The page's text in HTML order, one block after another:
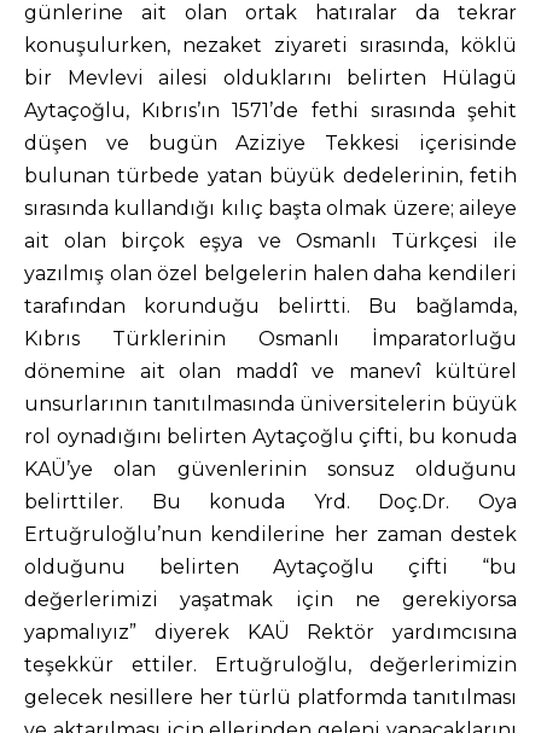
günlerine ait olan ortak hatıralar da tekrar
konuşulurken, nezaket ziyareti sırasında, köklü
bir Mevlevi ailesi olduklarını belirten Hülagü
Aytaçoğlu, Kıbrıs’ın 1571’de fethi sırasında şehit
düşen ve bugün Aziziye Tekkesi içerisinde
bulunan türbede yatan büyük dedelerinin, fetih
sırasında kullandığı kılıç başta olmak üzere; aileye
ait olan birçok eşya ve Osmanlı Türkçesi ile
yazılmış olan özel belgelerin halen daha kendileri
tarafından korunduğu belirtti. Bu bağlamda,
Kıbrıs Türklerinin Osmanlı İmparatorluğu
dönemine ait olan maddî ve manevî kültürel
unsurlarının tanıtılmasında üniversitelerin büyük
rol oynadığını belirten Aytaçoğlu çifti, bu konuda
KAÜ’ye olan güvenlerinin sonsuz olduğunu
belirttiler. Bu konuda Yrd. Doç.Dr. Oya
Ertuğruloğlu’nun kendilerine her zaman destek
olduğunu belirten Aytaçoğlu çifti “bu
değerlerimizi yaşatmak için ne gerekiyorsa
yapmalıyız” diyerek KAÜ Rektör yardımcısına
teşekkür ettiler. Ertuğruloğlu, değerlerimizin
gelecek nesillere her türlü platformda tanıtılması